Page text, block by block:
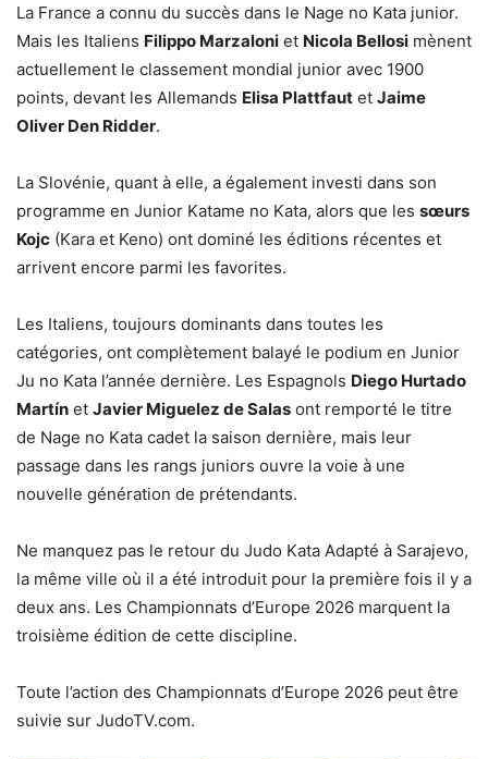
La France a connu du succès dans le Nage no Kata junior.
Mais les Italiens Filippo Marzaloni et Nicola Bellosi mènent
actuellement le classement mondial junior avec 1900
points, devant les Allemands Elisa Plattfaut et Jaime
Oliver Den Ridder.
La Slovénie, quant à elle, a également investi dans son
programme en Junior Katame no Kata, alors que les sœurs
Kojc (Kara et Keno) ont dominé les éditions récentes et
arrivent encore parmi les favorites.
Les Italiens, toujours dominants dans toutes les
catégories, ont complètement balayé le podium en Junior
Ju no Kata l’année dernière. Les Espagnols Diego Hurtado
Martín et Javier Miguelez de Salas ont remporté le titre
de Nage no Kata cadet la saison dernière, mais leur
passage dans les rangs juniors ouvre la voie à une
nouvelle génération de prétendants.
Ne manquez pas le retour du Judo Kata Adapté à Sarajevo,
la même ville où il a été introduit pour la première fois il y a
deux ans. Les Championnats d’Europe 2026 marquent la
troisième édition de cette discipline.
Toute l’action des Championnats d’Europe 2026 peut être
suivie sur JudoTV.com.